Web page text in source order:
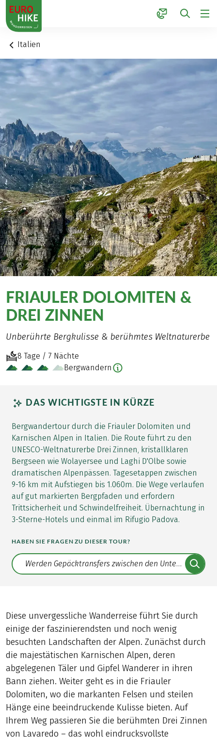
1
Italien
FRIAULER DOLOMITEN &
DREI ZINNEN
Unberührte Bergkulisse & berühmtes Weltnaturerbe
8 Tage / 7 Nächte
Bergwandern
DAS WICHTIGSTE IN KÜRZE
Bergwandertour durch die Friauler Dolomiten und
Karnischen Alpen in Italien. Die Route führt zu den
UNESCO-Weltnaturerbe Drei Zinnen, kristallklaren
Bergseen wie Wolayersee und Laghi D'Olbe sowie
dramatischen Alpenpässen. Tagesetappen zwischen
9-16 km mit Aufstiegen bis 1.060m. Die Wege verlaufen
auf gut markierten Bergpfaden und erfordern
Trittsicherheit und Schwindelfreiheit. Übernachtung in
3-Sterne-Hotels und einmal im Rifugio Padova.
HABEN SIE FRAGEN ZU DIESER TOUR?
Translate: a11y.faq.search
Diese unvergessliche Wanderreise führt Sie durch
einige der faszinierendsten und noch wenig
besuchten Landschaften der Alpen. Zunächst durch
die majestätischen Karnischen Alpen, deren
abgelegenen Täler und Gipfel Wanderer in ihren
Bann ziehen. Weiter geht es in die Friauler
Dolomiten, wo die markanten Felsen und steilen
Hänge eine beeindruckende Kulisse bieten. Auf
Ihrem Weg passieren Sie die berühmten Drei Zinnen
von Lavaredo – das wohl eindrucksvollste